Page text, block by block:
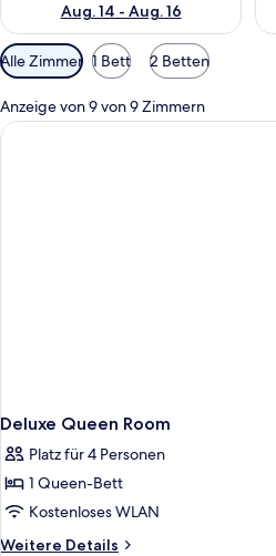
Aug. 14 - Aug. 16
Verfügbare
Filter
für
Zimmer
Alle Zimmer 1 Bett 2 Betten
Anzeige von 9 von 9 Zimmern
Deluxe Queen Room
Platz für 4 Personen
1 Queen-Bett
Kostenloses WLAN
Weitere Details
Weitere